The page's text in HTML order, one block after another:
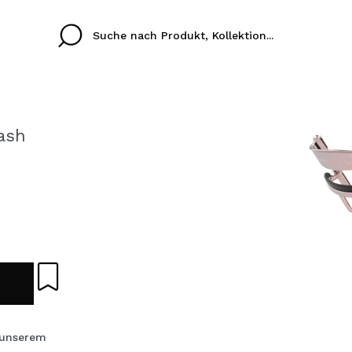
Ich habe hier kein
ICH
Durch die Erstellung
Einkäufe schnell
Ines
colori